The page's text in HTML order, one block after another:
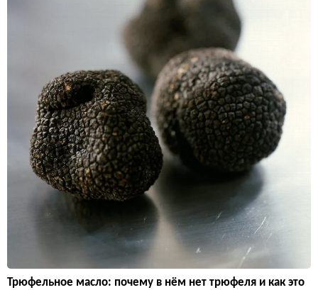
Трюфельное масло: почему в нём нет трюфеля и как это